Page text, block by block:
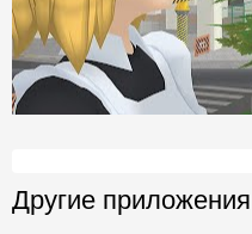
Другие приложения